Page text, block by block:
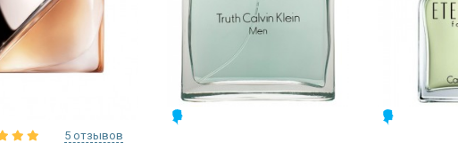
5 отзывов